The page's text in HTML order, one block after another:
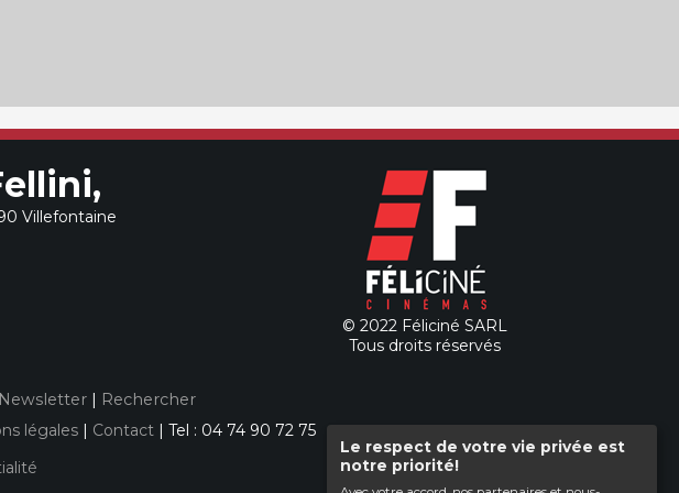
Le respect de votre vie privée est
notre priorité!
Villefontaine
© 2022 Féliciné SARL
Tous droits réservés
| Rechercher
légales | Contact | Tel : 04 74 90 72 75